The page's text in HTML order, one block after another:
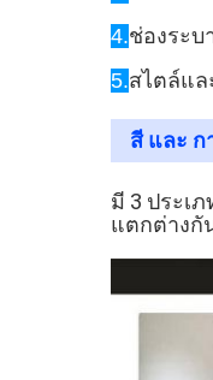
4.ช่องระบ
5.สไตล์แ
สี และ ก
มี 3 ประเ
แตกต่างกั